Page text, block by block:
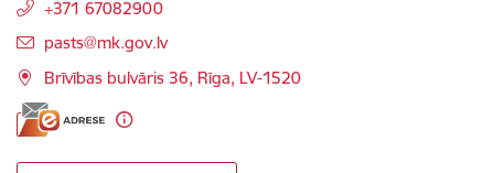
+371 67082900
E-pasts:
pasts@mk.gov.lv
Brīvības bulvāris 36, Rīga, LV-1520